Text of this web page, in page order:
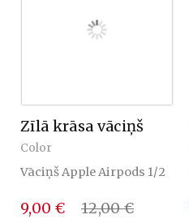
Zīlā krāsa vāciņš
Color
Vāciņš Apple Airpods 1/2
9,00 € 12,00 €